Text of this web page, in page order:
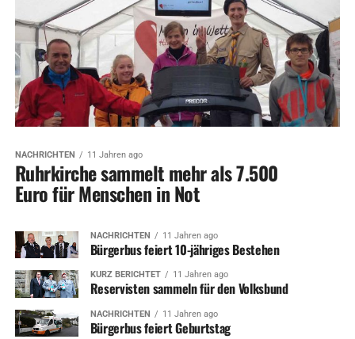
NACHRICHTEN 11 Jahren ago
Ruhrkirche sammelt mehr als 7.500
Euro für Menschen in Not
NACHRICHTEN 11 Jahren ago
Bürgerbus feiert 10-jähriges Bestehen
KURZ BERICHTET 11 Jahren ago
Reservisten sammeln für den Volksbund
NACHRICHTEN 11 Jahren ago
Bürgerbus feiert Geburtstag